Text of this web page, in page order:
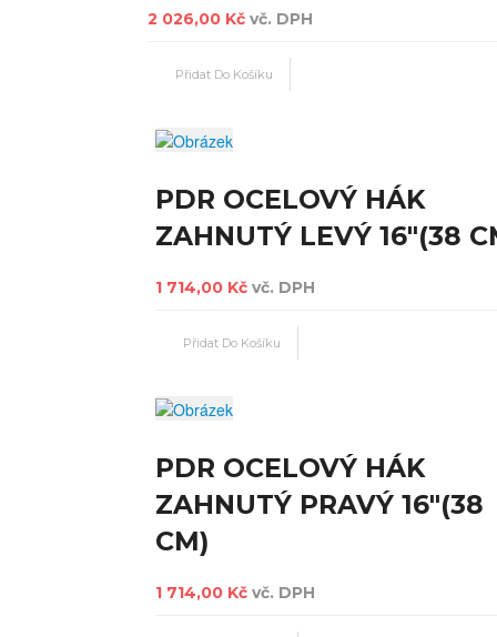
2 026,00 Kč vč. DPH
PDR OCELOVÝ HÁK
ZAHNUTÝ LEVÝ 16"(38
1 714,00 Kč vč. DPH
PDR OCELOVÝ HÁK
ZAHNUTÝ PRAVÝ 16"(38
CM)
1 714,00 Kč vč. DPH